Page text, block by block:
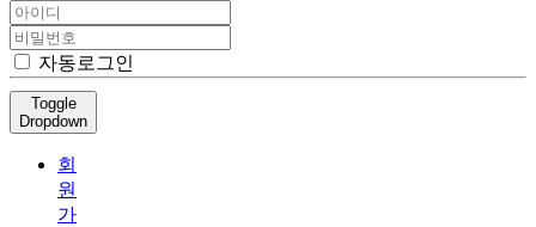
자동로그인
Toggle
Dropdown
회
원
가